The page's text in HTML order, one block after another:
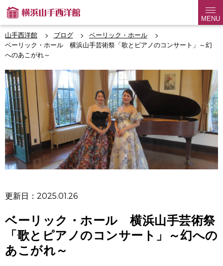
MENU
山手西洋館 ブログ
ベーリック・ホール
ベーリック・ホール 横浜山手芸術祭「歌とピアノのコンサート」～幻
へのあこがれ～
更新日：2025.01.26
ベーリック・ホール 横浜山手芸術祭
「歌とピアノのコンサート」～幻への
あこがれ～